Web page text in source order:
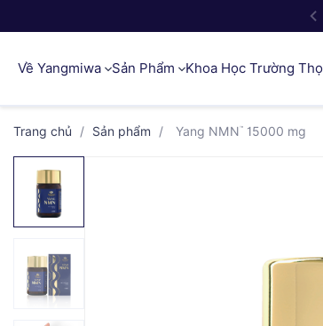
Về Yangmiwa Sản Phẩm Khoa Học Trường Thọ
Trang chủ / Sản phẩm / Yang NMN™ 15000 mg